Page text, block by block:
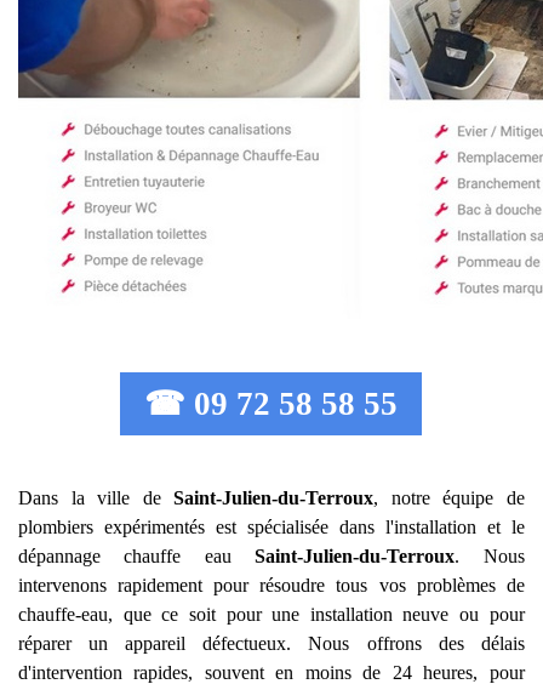
☎ 09 72 58 58 55
Dans la ville deSaint-Julien-du-Terroux, notre équipe de
plombiers expérimentés est spécialisée dans l'installation et le
dépannage chauffe eauSaint-Julien-du-Terroux. Nous
intervenons rapidement pour résoudre tous vos problèmes de
chauffe-eau, que ce soit pour une installation neuve ou pour
réparer un appareil défectueux. Nous offrons des délais
d'intervention rapides, souvent en moins de 24 heures, pour